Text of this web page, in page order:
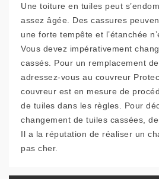
Une toiture en tuiles peut
assez âgée. Des cassures
une forte tempête et l’étanchée
Vous devez impérativement
cassés. Pour un remplacement
adressez-vous au couvreur
couvreur est en mesure de
de tuiles dans les règles. Pour
changement de tuiles cassées,
Il a la réputation de réaliser un
pas cher.